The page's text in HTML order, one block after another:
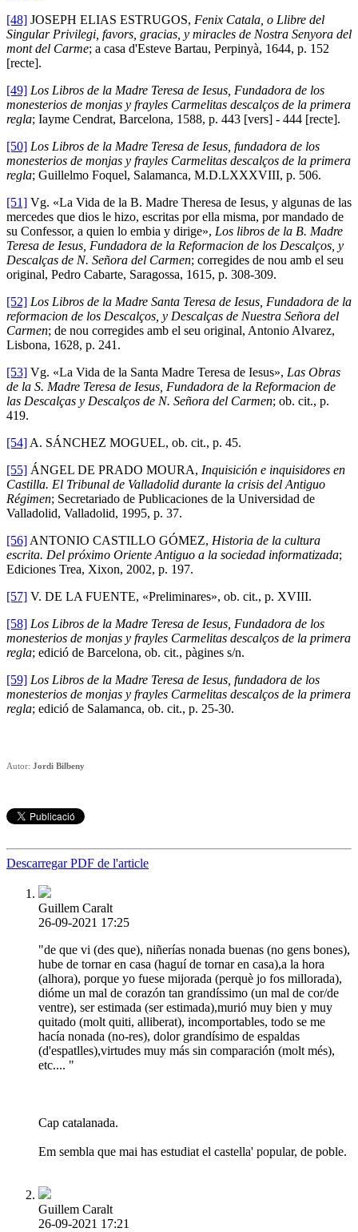
[48] JOSEPH ELIAS ESTRUGOS, Fenix Catala, o Llibre del
Singular Privilegi, favors, gracias, y miracles de Nostra Senyora del
mont del Carme; a casa d'Esteve Bartau, Perpinyà, 1644, p. 152
[recte].
[49] Los Libros de la Madre Teresa de Iesus, Fundadora de los
monesterios de monjas y frayles Carmelitas descalços de la primera
regla; Iayme Cendrat, Barcelona, 1588, p. 443 [vers] - 444 [recte].
[50] Los Libros de la Madre Teresa de Iesus, fundadora de los
monesterios de monjas y frayles Carmelitas descalços de la primera
regla; Guillelmo Foquel, Salamanca, M.D.LXXXVIII, p. 506.
[51] Vg. «La Vida de la B. Madre Theresa de Iesus, y algunas de las
mercedes que dios le hizo, escritas por ella misma, por mandado de
su Confessor, a quien lo embia y dirige», Los libros de la B. Madre
Teresa de Iesus, Fundadora de la Reformacion de los Descalços, y
Descalças de N. Señora del Carmen; corregides de nou amb el seu
original, Pedro Cabarte, Saragossa, 1615, p. 308-309.
[52] Los Libros de la Madre Santa Teresa de Iesus, Fundadora de la
reformacion de los Descalços, y Descalças de Nuestra Señora del
Carmen; de nou corregides amb el seu original, Antonio Alvarez,
Lisbona, 1628, p. 241.
[53] Vg. «La Vida de la Santa Madre Teresa de Iesus», Las Obras
de la S. Madre Teresa de Iesus, Fundadora de la Reformacion de
las Descalças y Descalços de N. Señora del Carmen; ob. cit., p.
419.
[54] A. SÁNCHEZ MOGUEL, ob. cit., p. 45.
[55] ÁNGEL DE PRADO MOURA, Inquisición e inquisidores en
Castilla. El Tribunal de Valladolid durante la crisis del Antiguo
Régimen; Secretariado de Publicaciones de la Universidad de
Valladolid, Valladolid, 1995, p. 37.
[56] ANTONIO CASTILLO GÓMEZ, Historia de la cultura
escrita. Del próximo Oriente Antiguo a la sociedad informatizada;
Ediciones Trea, Xixon, 2002, p. 197.
[57] V. DE LA FUENTE, «Preliminares», ob. cit., p. XVIII.
[58] Los Libros de la Madre Teresa de Iesus, Fundadora de los
monesterios de monjas y frayles Carmelitas descalços de la primera
regla; edició de Barcelona, ob. cit., pàgines s/n.
[59] Los Libros de la Madre Teresa de Iesus, fundadora de los
monesterios de monjas y frayles Carmelitas descalços de la primera
regla; edició de Salamanca, ob. cit., p. 25-30.
Autor: Jordi Bilbeny
Descarregar PDF de l'article
Guillem Caralt
26-09-2021 17:25
"de que vi (des que), niñerías nonada buenas (no gens bones),
hube de tornar en casa (haguí de tornar en casa),a la hora
(alhora), porque yo fuese mijorada (perquè jo fos millorada),
dióme un mal de corazón tan grandíssimo (un mal de cor/de
ventre), ser estimada (ser estimada),murió muy bien y muy
quitado (molt quiti, alliberat), incomportables, todo se me
hacía nonada (no-res), dolor grandísimo de espaldas
(d'espatlles),virtudes muy más sin comparación (molt més),
etc.... "
Cap catalanada.
Em sembla que mai has estudiat el castella' popular, de poble.
Guillem Caralt
26-09-2021 17:21